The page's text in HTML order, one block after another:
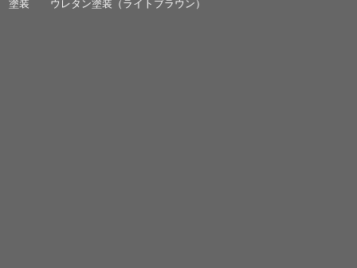
塗装 ウレタン塗装（ライトブラウン）